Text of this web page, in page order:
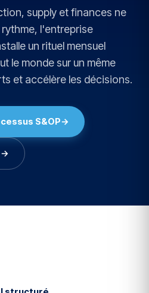
supply et finances ne
l'entreprise
un rituel mensuel
le monde sur un même
et accélère les décisions.
S&OP→
→